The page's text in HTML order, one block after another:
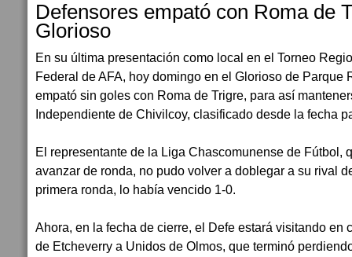
Defensores empató con Roma de
Glorioso
En su última presentación como local en el Torneo
Federal de AFA, hoy domingo en el Glorioso de Parque
empató sin goles con Roma de Trigre, para así
Independiente de Chivilcoy, clasificado desde la fecha
El representante de la Liga Chascomunense de Fútbol,
avanzar de ronda, no pudo volver a doblegar a su rival
primera ronda, lo había vencido 1-0.
Ahora, en la fecha de cierre, el Defe estará visitando en
de Etcheverry a Unidos de Olmos, que terminó